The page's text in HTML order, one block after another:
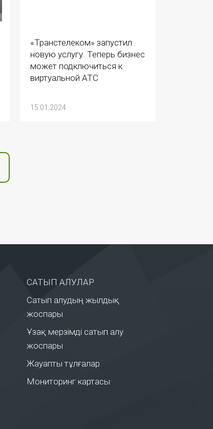
«Транстелеком» запустил
новую услугу. Теперь бизнес
может подключиться к
виртуальной АТС
15.01.2024
САТЫП АЛУЛАР
Сатып алудың жылдық
жоспары
Ұзақ мерзімді сатып алу
жоспары
Жауапты тұлғалар
Мониторинг картасы